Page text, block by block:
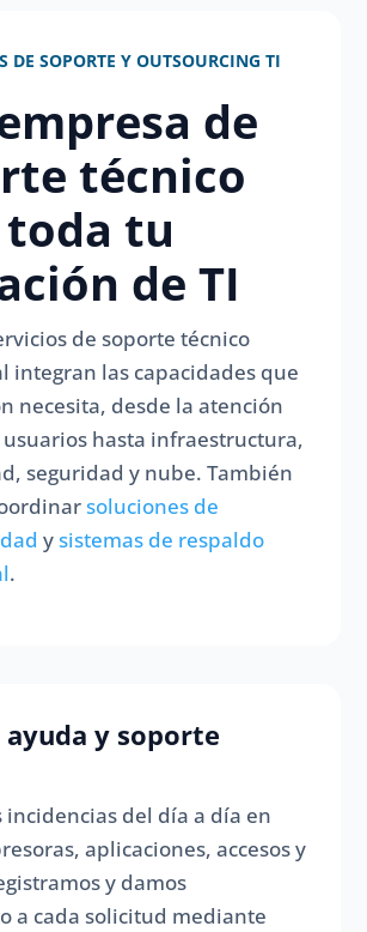
DE SOPORTE Y OUTSOURCING TI
de
técnico
tu
de TI
de soporte técnico
integran las capacidades que
necesita, desde la atención
hasta infraestructura,
seguridad y nube. También
soluciones de
ysistemas de respaldo
.
ayuda y soporte
incidencias del día a día en
aplicaciones, accesos y
y damos
a cada solicitud mediante